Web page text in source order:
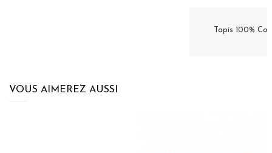
Tapis 100%
VOUS AIMEREZ AUSSI